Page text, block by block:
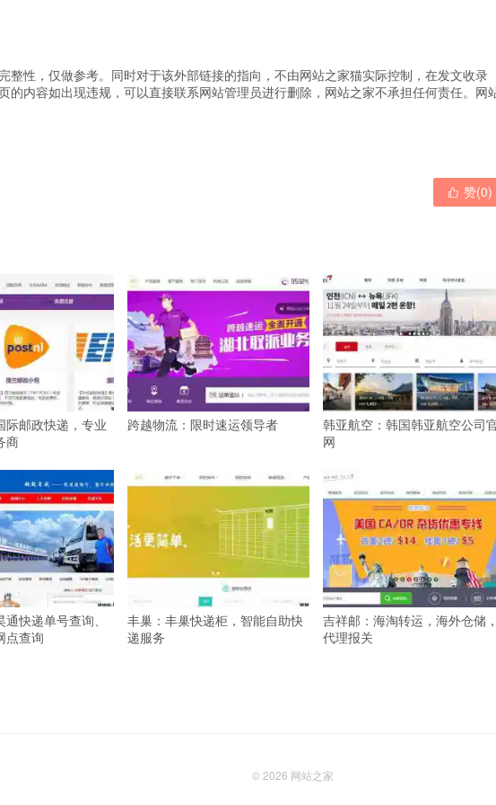
整性，仅做参考。同时对于该外部链接的指向，不由网站之家猫实际控制，在发文收录
内容如出现违规，可以直接联系网站管理员进行删除，网站之家不承担任何责任。 网
 赞(0)
际邮政快递，专业
商
跨越物流：限时速运领导者
韩亚航空：韩国韩亚航空公司
网
快递单号查询、
点查询
丰巢：丰巢快递柜，智能自助快
递服务
吉祥邮：海淘转运，海外仓储
代理报关
© 2026 网站之家